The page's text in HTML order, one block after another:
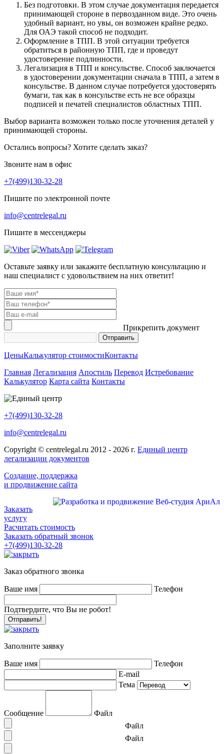
Без подготовки. В этом случае документация передается
принимающей стороне в первозданном виде. Это очень
удобный вариант, но увы, он возможен крайне редко.
Для ОАЭ такой способ не подходит.
Оформление в ТПП. В этой ситуации требуется
обратиться в районную ТПП, где и проведут
удостоверение подлинности.
Легализация в ТПП и консульстве. Способ заключается
в удостоверении документации сначала в ТПП, а затем в
консульстве. В данном случае потребуется удостоверять
бумаги, так как в консульстве есть не все образцы
подписей и печатей специалистов областных ТПП.
Выбор варианта возможен только после уточнения деталей у
принимающей стороны.
Остались вопросы? Хотите сделать заказ?
Звоните нам в офис
+7(499)130-32-28
Пишите по электронной почте
info@centrelegal.ru
Пишите в мессенджеры
Оставьте заявку или закажите бесплатную консультацию и
наш специалист с удовольствием на них ответит!
Прикрепить документ
ЦеныКалькулятор стоимостиКонтакты
Главная Легализация Апостиль Перевод Истребование
Калькулятор Карта сайта Контакты
+7(499)130-32-28
info@centrelegal.ru
Copyright © centrelegal.ru 2012 - 2026 г. Единый центр
легализации документов
Создание, поддержка
и продвижение сайта
Заказать
услугу
Расчитать стоимость
Заказать обратный звонок
+7(499)130-32-28
Заказ обратного звонка
Ваше имя Телефон
Подтвердите, что Вы не робот!
Заполните заявку
Ваше имя
Телефон
E-mail
Тема
Сообщение
Файл
Файл
Файл